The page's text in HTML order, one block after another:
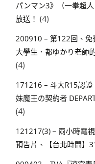
パンマン3》（一拳超
放送！ (4)
200910 – 第122回、免
大學生．都ゆかり老師
(4)
171216 – 斗大R15認
妹魔王の契約者
(4)
121217(3) – 兩小時電
預告片、【台北時間】